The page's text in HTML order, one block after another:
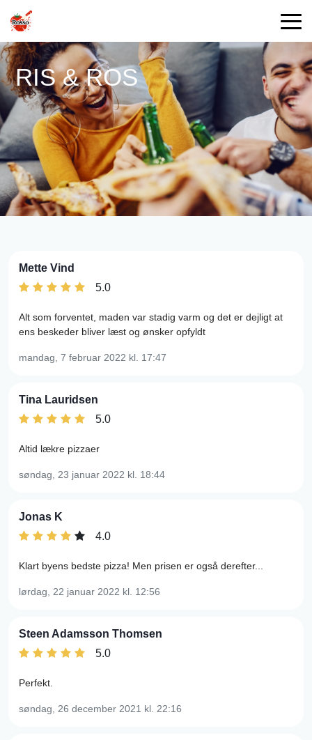
RIS & ROS
Mette Vind
5.0
Alt som forventet, maden var stadig varm og det er dejligt at
ens beskeder bliver læst og ønsker opfyldt
mandag, 7 februar 2022 kl. 17:47
Tina Lauridsen
5.0
Altid lækre pizzaer
søndag, 23 januar 2022 kl. 18:44
Jonas K
4.0
Klart byens bedste pizza! Men prisen er også derefter...
lørdag, 22 januar 2022 kl. 12:56
Steen Adamsson Thomsen
5.0
Perfekt.
søndag, 26 december 2021 kl. 22:16